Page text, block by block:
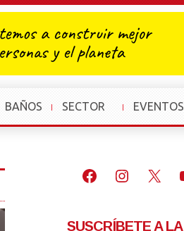
BAÑOS
SECTOR
»
EVENTOS
Facebook
X
SUSCRÍBETE A